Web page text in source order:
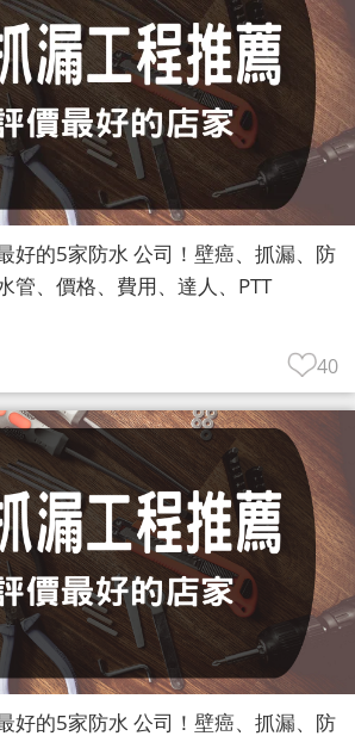
好的5家防水 公司！壁癌、抓漏、防
管、價格、費用、達人、PTT
40
好的5家防水 公司！壁癌、抓漏、防